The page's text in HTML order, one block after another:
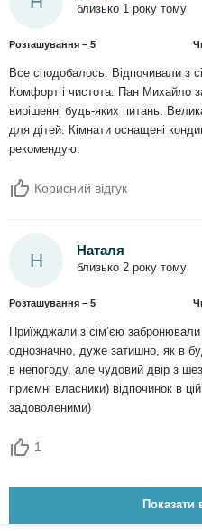
близько 1 року тому
Розташування – 5
Все сподобалось. Відпочивали з
Комфорт і чистота. Пан Михайло
вирішенні будь-яких питань.
для дітей. Кімнати оснащені
рекомендую.
Корисний відгук
Н Наталя
близько 2 року тому
Розташування – 5
Приїжджали з сімʼєю
однозначно, дуже затишно, як в
в непогоду, але чудовий двір з
приємні власники) відпочинок в
задоволеними)
1
Показати